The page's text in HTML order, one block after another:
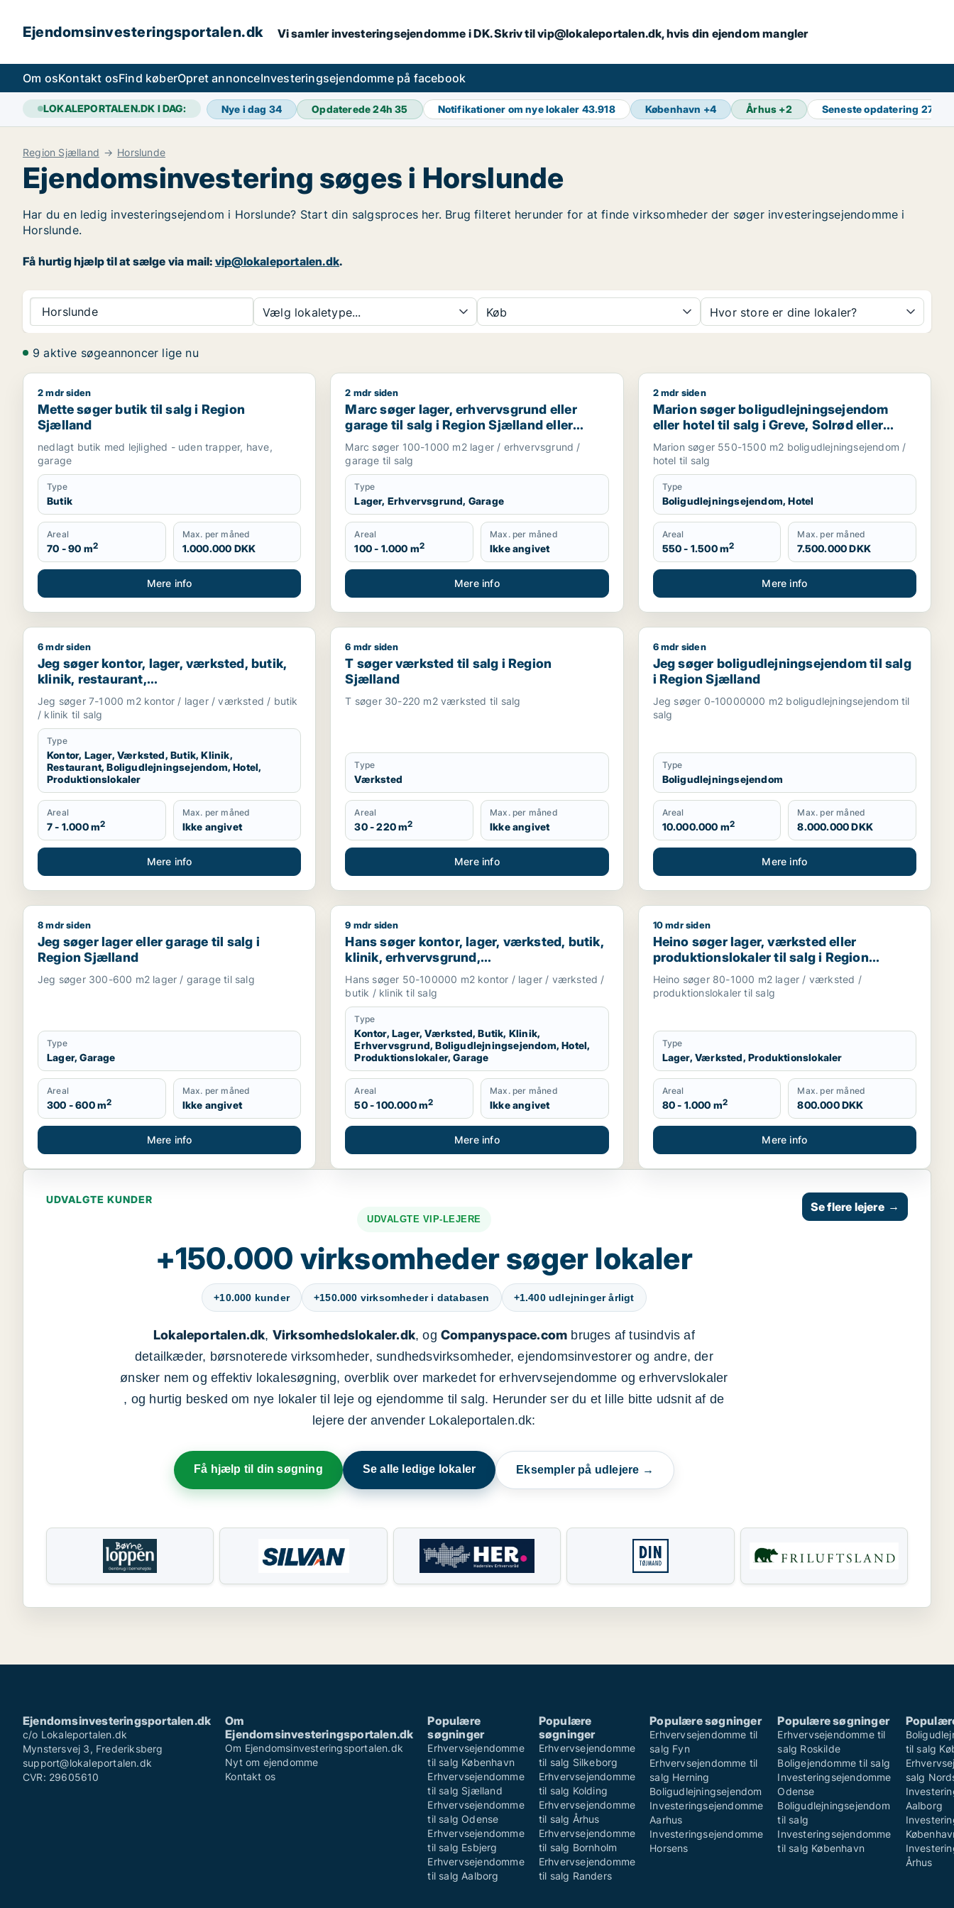
Ejendomsinvesteringsportalen.dk Vi samler investeringsejendomme i DK. Skriv til vip@lokaleportalen.dk, hvis din ejendom mangler
Om osKontakt osFind køberOpret annonceInvesteringsejendomme på facebook
LOKALEPORTALEN.DK I DAG: Nye i dag 34 Opdaterede 24h35 Notifikationer om nye lokaler 43.918 København +4 Århus +2 Seneste opdatering 27
Region Sjælland Horslunde
Ejendomsinvestering søges i Horslunde
Har du en ledig investeringsejendom i Horslunde? Start din salgsproces her. Brug filteret herunder for at finde virksomheder der søger investeringsejendomme i
Horslunde.
Få hurtig hjælp til at sælge via mail: vip@lokaleportalen.dk.
Horslunde Vælg lokaletype... Køb Hvor store er dine lokaler?
9 aktive søgeannoncer lige nu
Mette søger butik til salg i Region Sjælland
2 mdr siden
Mette søger butik til salg i Region
Sjælland
nedlagt butik med lejlighed - uden trapper, have,
garage
Type
Butik
Areal
70 - 90 m2
Max. per måned
1.000.000 DKK
Mere info
Marc søger lager, erhvervsgrund eller garage til salg i Region Sjælland eller Nordsjælland
2 mdr siden
Marc søger lager, erhvervsgrund eller
garage til salg i Region Sjælland eller
Nordsjælland
Marc søger 100-1000 m2 lager / erhvervsgrund /
garage til salg
Type
Lager, Erhvervsgrund, Garage
Areal
100 - 1.000 m2
Max. per måned
Ikke angivet
Mere info
Marion søger boligudlejningsejendom eller hotel til
2 mdr siden
Marion søger boligudlejningsejendom
eller hotel til salg i Greve, Solrød eller
Roskilde m.fl.
Marion søger 550-1500 m2 boligudlejningsejendom /
hotel til salg
Type
Boligudlejningsejendom, Hotel
Areal
550 - 1.500 m2
Max. per måned
7.500.000 DKK
Mere info
Jeg søger kontor, lager, værksted, butik, klinik, restaurant, boligudlejningsejendom, hotel eller produktionslokaler til salg i Vordingborg, Guldborgsund eller Lolland
6 mdr siden
Jeg søger kontor, lager, værksted, butik,
klinik, restaurant,
boligudlejningsejendom, hotel eller
produktionslokaler til salg i Vordingborg,
Guldborgsund eller Lolland
Jeg søger 7-1000 m2 kontor / lager / værksted / butik
/ klinik til salg
Type
Kontor, Lager, Værksted, Butik, Klinik,
Restaurant, Boligudlejningsejendom, Hotel,
Produktionslokaler
Areal
7 - 1.000 m2
Max. per måned
Ikke angivet
Mere info
T søger værksted til salg i Region Sjælland
6 mdr siden
T søger værksted til salg i Region
Sjælland
T søger 30-220 m2 værksted til salg
Type
Værksted
Areal
30 - 220 m2
Max. per måned
Ikke angivet
Mere info
Jeg søger boligudlejningsejendom til salg i Region
6 mdr siden
Jeg søger boligudlejningsejendom til salg
i Region Sjælland
Jeg søger 0-10000000 m2 boligudlejningsejendom til
salg
Type
Boligudlejningsejendom
Areal
10.000.000 m2
Max. per måned
8.000.000 DKK
Mere info
Jeg søger lager eller garage til salg i Region Sjælland
8 mdr siden
Jeg søger lager eller garage til salg i
Region Sjælland
Jeg søger 300-600 m2 lager / garage til salg
Type
Lager, Garage
Areal
300 - 600 m2
Max. per måned
Ikke angivet
Mere info
Hans søger kontor, lager, værksted, butik, klinik, erhvervsgrund, boligudlejningsejendom, hotel,
9 mdr siden
Hans søger kontor, lager, værksted, butik,
klinik, erhvervsgrund,
boligudlejningsejendom, hotel,
produktionslokaler eller garage til salg i
Region Sjælland
Hans søger 50-100000 m2 kontor / lager / værksted /
butik / klinik til salg
Type
Kontor, Lager, Værksted, Butik, Klinik,
Erhvervsgrund, Boligudlejningsejendom, Hotel,
Produktionslokaler, Garage
Areal
50 - 100.000 m2
Max. per måned
Ikke angivet
Mere info
Heino søger lager, værksted eller produktionslokaler
10 mdr siden
Heino søger lager, værksted eller
produktionslokaler til salg i Region
Sjælland
Heino søger 80-1000 m2 lager / værksted /
produktionslokaler til salg
Type
Lager, Værksted, Produktionslokaler
Areal
80 - 1.000 m2
Max. per måned
800.000 DKK
Mere info
UDVALGTE KUNDER
UDVALGTE VIP-LEJERE
+150.000 virksomheder søger lokaler
+10.000 kunder +150.000 virksomheder i databasen +1.400 udlejninger årligt
Lokaleportalen.dk, Virksomhedslokaler.dk, og Companyspace.com bruges af tusindvis af
detailkæder, børsnoterede virksomheder, sundhedsvirksomheder, ejendomsinvestorer og andre, der
ønsker nem og effektiv lokalesøgning, overblik over markedet for erhvervsejendomme og erhvervslokaler
, og hurtig besked om nye lokaler til leje og ejendomme til salg. Herunder ser du et lille bitte udsnit af de
lejere der anvender Lokaleportalen.dk:
Få hjælp til din søgning Se alle ledige lokaler Eksempler på udlejere →
Se flere lejere →
Ejendomsinvesteringsportalen.dk
c/o Lokaleportalen.dk
Mynstersvej 3, Frederiksberg
support@lokaleportalen.dk
CVR: 29605610
Om
Ejendomsinvesteringsportalen.dk
Om Ejendomsinvesteringsportalen.dk
Nyt om ejendomme
Kontakt os
Populære
søgninger
Erhvervsejendomme
til salg København
Erhvervsejendomme
til salg Sjælland
Erhvervsejendomme
til salg Odense
Erhvervsejendomme
til salg Esbjerg
Erhvervsejendomme
til salg Aalborg
Populære
søgninger
Erhvervsejendomme
til salg Silkeborg
Erhvervsejendomme
til salg Kolding
Erhvervsejendomme
til salg Århus
Erhvervsejendomme
til salg Bornholm
Erhvervsejendomme
til salg Randers
Populære søgninger
Erhvervsejendomme til
salg Fyn
Erhvervsejendomme til
salg Herning
Boligudlejningsejendom
Investeringsejendomme
Aarhus
Investeringsejendomme
Horsens
Populære søgninger
Erhvervsejendomme til
salg Roskilde
Boligejendomme til salg
Investeringsejendomme
Odense
Boligudlejningsejendom
til salg
Investeringsejendomme
til salg København
til salg
salg
Aalborg
Århus